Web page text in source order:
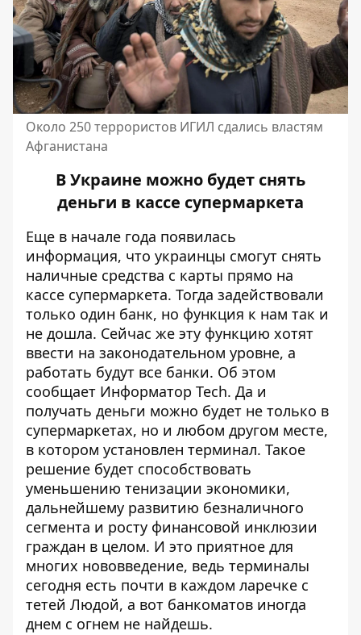
Около 250 террористов ИГИЛ сдались властям
Афганистана
В Украине можно будет снять
деньги в кассе супермаркета
Еще в начале года появилась
информация, что украинцы смогут снять
наличные средства с карты прямо на
кассе супермаркета. Тогда задействовали
только один банк, но функция к нам так и
не дошла. Сейчас же эту функцию хотят
ввести на законодательном уровне, а
работать будут все банки. Об этом
сообщает Информатор Tech. Да и
получать деньги можно будет не только в
супермаркетах, но и любом другом месте,
в котором установлен терминал. Такое
решение будет способствовать
уменьшению тенизации экономики,
дальнейшему развитию безналичного
сегмента и росту финансовой инклюзии
граждан в целом. И это приятное для
многих нововведение, ведь терминалы
сегодня есть почти в каждом ларечке с
тетей Людой, а вот банкоматов иногда
днем с огнем не найдешь.